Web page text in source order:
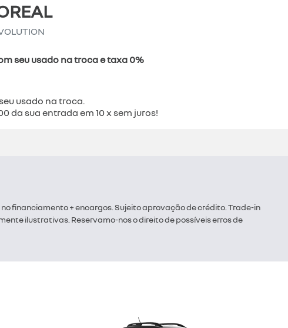
seu usado na troca e taxa 0%
usado na troca.
da sua entrada em 10 x sem juros!
no financiamento + encargos. Sujeito aprovação de crédito. Trade-in
ilustrativas. Reservamo-nos o direito de possíveis erros de